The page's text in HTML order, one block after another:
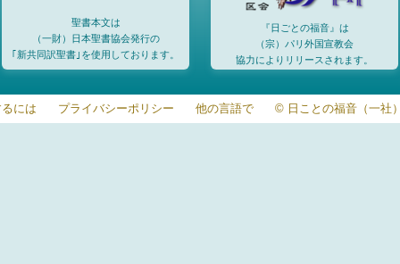
聖書本文は
（一財）日本聖書協会発行の
｢新共同訳聖書｣を使用しております。
『日ごとの福音』は
（宗）パリ外国宣教会
協力によりリリースされます。
には プライバシーポリシー 他の言語で © 日ことの福音（一社